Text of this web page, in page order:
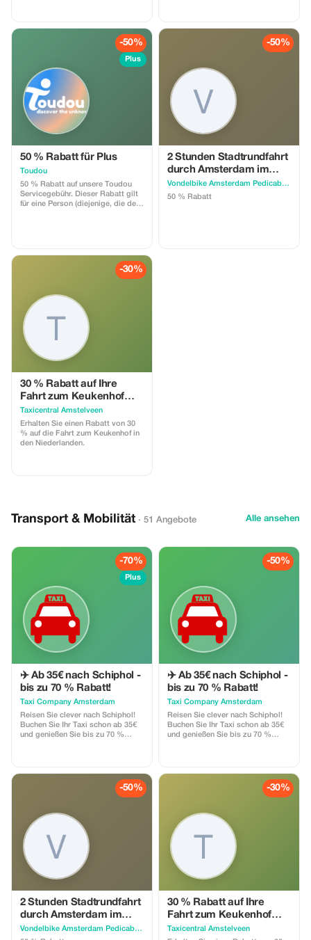
-50%
Plus
50 % Rabatt für Plus
Toudou
50 % Rabatt auf unsere Toudou
Servicegebühr. Dieser Rabatt gilt
für eine Person (diejenige, die den
-50%
2 Stunden Stadtrundfahrt
durch Amsterdam im
Rikscha "Pedicab Ams"Vondelbike Amsterdam Pedicab Rickshaw Citytour
50 % Rabatt
-30%
30 % Rabatt auf Ihre
Fahrt zum Keukenhof
Niederlande
Taxicentral Amstelveen
Erhalten Sie einen Rabatt von 30
% auf die Fahrt zum Keukenhof in
den Niederlanden.
Transport & Mobilität · 51 Angebote Alle ansehen
-70%
Plus
✈️ Ab 35€ nach Schiphol -
bis zu 70 % Rabatt!
Taxi Company Amsterdam
Reisen Sie clever nach Schiphol!
Buchen Sie Ihr Taxi schon ab 35€
und genießen Sie bis zu 70 %
-50%
✈️ Ab 35€ nach Schiphol -
bis zu 70 % Rabatt!
Taxi Company Amsterdam
Reisen Sie clever nach Schiphol!
Buchen Sie Ihr Taxi schon ab 35€
und genießen Sie bis zu 70 %
-50%
2 Stunden Stadtrundfahrt
durch Amsterdam im
Rikscha "Pedicab Ams"Vondelbike Amsterdam Pedicab Rickshaw Citytour
-30%
30 % Rabatt auf Ihre
Fahrt zum Keukenhof
Niederlande
Taxicentral Amstelveen